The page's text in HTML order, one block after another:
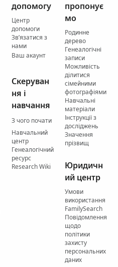
допомогу
Центр
допомоги
Зв’язатися з
нами
Ваш акаунт
Скеруван
ня і
навчання
З чого почати
Навчальний
центр
Генеалогічний
ресурс
Research Wiki
пропонує
мо
Родинне
дерево
Генеалогічні
записи
Можливість
ділитися
сімейними
фотографіями
Навчальні
матеріали
Інструкції з
досліджень
Значення
прізвищ
Юридичн
ий центр
Умови
використання
FamilySearch
Повідомлення
щодо
політики
захисту
персональних
даних